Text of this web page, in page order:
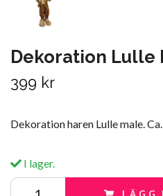
Dekoration Lulle
399 kr
Dekoration haren Lulle male.
I lager.